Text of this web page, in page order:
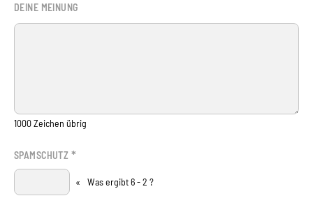
DEINE MEINUNG
1000Zeichen übrig
SPAMSCHUTZ *
« Was ergibt 6 - 2 ?